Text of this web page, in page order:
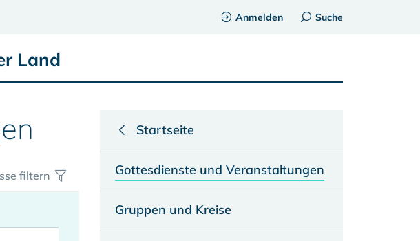
Anmelden Suche
Land
filtern
Startseite
Gottesdienste und Veranstaltungen
Gruppen und Kreise